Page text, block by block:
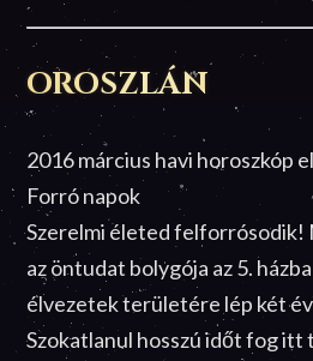
OROSZLÁN
2016 március havi horoszkóp
Forró napok
Szerelmi életed felforrósodik!
az öntudat bolygója az 5.
élvezetek területére lép két
Szokatlanul hosszú időt fog itt